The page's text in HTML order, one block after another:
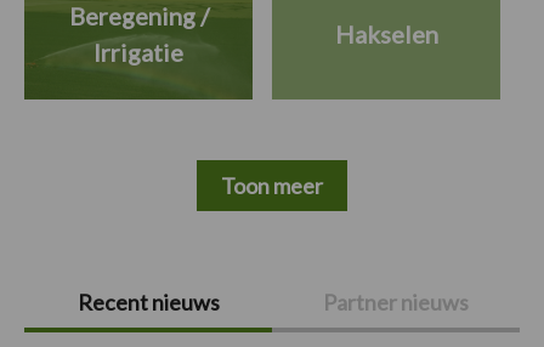
Primaire
Sidebar
Recent nieuws Partner nieuws
Beregening /
Irrigatie
Hakselen
Toon meer